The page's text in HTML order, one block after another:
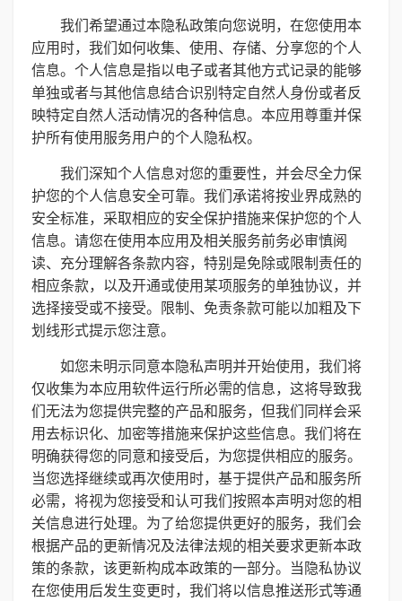
我们希望通过本隐私政策向您说明，在您使用本
应用时，我们如何收集、使用、存储、分享您的个人
信息。个人信息是指以电子或者其他方式记录的能够
单独或者与其他信息结合识别特定自然人身份或者反
映特定自然人活动情况的各种信息。本应用尊重并保
护所有使用服务用户的个人隐私权。
我们深知个人信息对您的重要性，并会尽全力保
护您的个人信息安全可靠。我们承诺将按业界成熟的
安全标准，采取相应的安全保护措施来保护您的个人
信息。请您在使用本应用及相关服务前务必审慎阅
读、充分理解各条款内容，特别是免除或限制责任的
相应条款，以及开通或使用某项服务的单独协议，并
选择接受或不接受。限制、免责条款可能以加粗及下
划线形式提示您注意。
如您未明示同意本隐私声明并开始使用，我们将
仅收集为本应用软件运行所必需的信息，这将导致我
们无法为您提供完整的产品和服务，但我们同样会采
用去标识化、加密等措施来保护这些信息。我们将在
明确获得您的同意和接受后，为您提供相应的服务。
当您选择继续或再次使用时，基于提供产品和服务所
必需，将视为您接受和认可我们按照本声明对您的相
关信息进行处理。为了给您提供更好的服务，我们会
根据产品的更新情况及法律法规的相关要求更新本政
策的条款，该更新构成本政策的一部分。当隐私协议
在您使用后发生变更时，我们将以信息推送形式等通